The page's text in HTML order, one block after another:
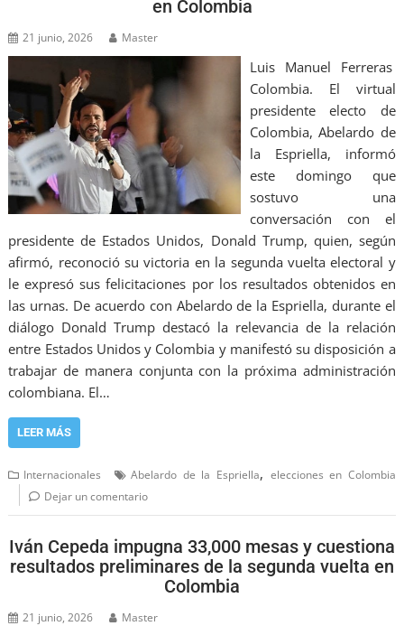
en Colombia
21 junio, 2026 Master
Luis Manuel Ferreras
Colombia. El virtual
presidente electo de
Colombia, Abelardo de
la Espriella, informó
este domingo que
sostuvo una
conversación con el
presidente de Estados Unidos, Donald Trump, quien, según
afirmó, reconoció su victoria en la segunda vuelta electoral y
le expresó sus felicitaciones por los resultados obtenidos en
las urnas. De acuerdo con Abelardo de la Espriella, durante el
diálogo Donald Trump destacó la relevancia de la relación
entre Estados Unidos y Colombia y manifestó su disposición a
trabajar de manera conjunta con la próxima administración
colombiana. El…
LEER MÁS
Internacionales Abelardo de la Espriella, elecciones en Colombia
Dejar un comentario
Iván Cepeda impugna 33,000 mesas y cuestiona
resultados preliminares de la segunda vuelta en
Colombia
21 junio, 2026 Master